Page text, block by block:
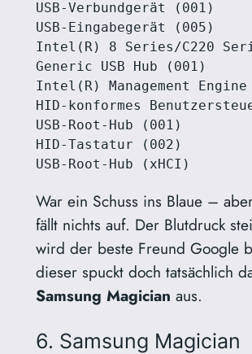
USB-Verbundgerät (001)
USB-Eingabegerät (005)
Intel(R) 8 Series/C220
Generic USB Hub (001)
Intel(R) Management
HID-konformes
USB-Root-Hub (001)
HID-Tastatur (002)
War ein Schuss ins Blaue –
fällt nichts auf. Der Blutdruck
wird der beste Freund Google
dieser spuckt doch tatsächlich
Samsung Magician aus.
6. Samsung Magician